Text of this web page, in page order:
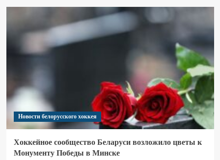
Новости белорусского хоккея
Хоккейное сообщество Беларуси возложило цветы к
Монументу Победы в Минске